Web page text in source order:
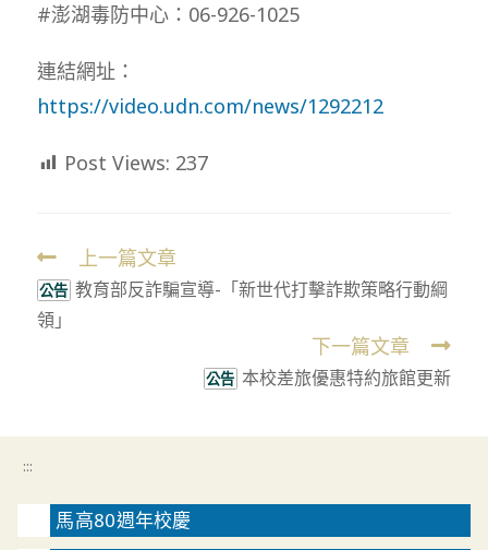
#澎湖毒防中心：06-926-1025
連結網址：
https://video.udn.com/news/1292212
Post Views: 237
Read
more
articles
上一篇文章
公告 教育部反詐騙宣導-「新世代打擊詐欺策略行動綱
領」
下一篇文章
公告 本校差旅優惠特約旅館更新
:::
馬高80週年校慶